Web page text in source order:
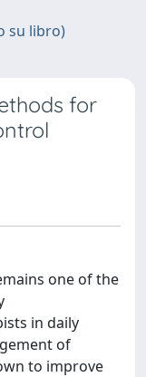
su libro)
for
one of the
in daily
of
to improve